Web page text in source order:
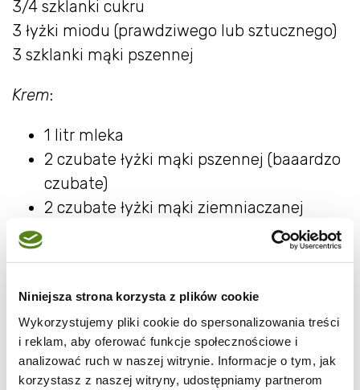
Niniejsza strona korzysta z plików cookie
Wykorzystujemy pliki cookie do spersonalizowania treści
i reklam, aby oferować funkcje społecznościowe i
analizować ruch w naszej witrynie. Informacje o tym, jak
korzystasz z naszej witryny, udostępniamy partnerom
3/4 szklanki cukru
3 łyżki miodu (prawdziwego lub sztucznego)
3 szklanki mąki pszennej
Krem:
1 litr mleka
2 czubate łyżki mąki pszennej (baaardzo
czubate)
2 czubate łyżki mąki ziemniaczanej
1 szklanka cukru
1,5 kostki masła